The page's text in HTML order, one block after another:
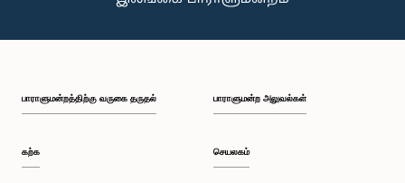
பாராளுமன்றத்திற்கு வருகை தருதல்
கற்க
பாராளுமன்ற அலுவல்கள்
செயலகம்